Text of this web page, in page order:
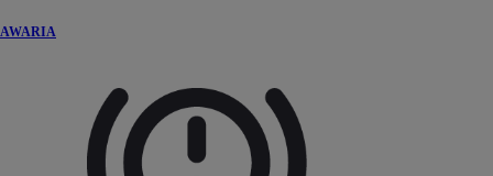
AWARIA